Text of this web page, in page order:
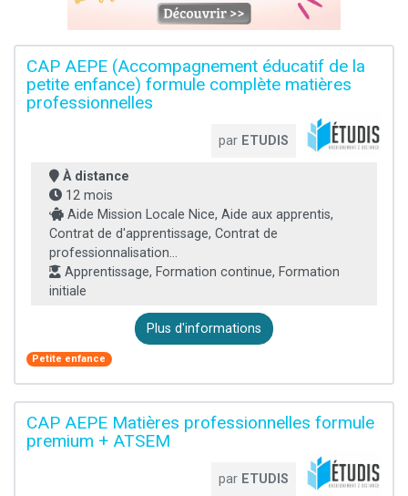
CAP AEPE (Accompagnement éducatif de la
petite enfance) formule complète matières
professionnelles
par ETUDIS
À distance
12 mois
Aide Mission Locale Nice, Aide aux apprentis,
Contrat de d'apprentissage, Contrat de
professionnalisation...
Apprentissage, Formation continue, Formation
initiale
Plus d'informations
Petite enfance
CAP AEPE Matières professionnelles formule
premium + ATSEM
par ETUDIS